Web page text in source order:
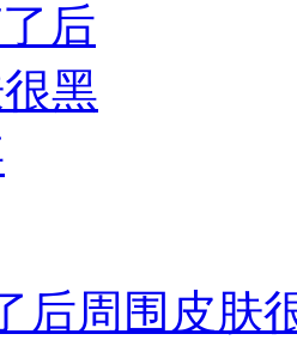
后周围皮肤